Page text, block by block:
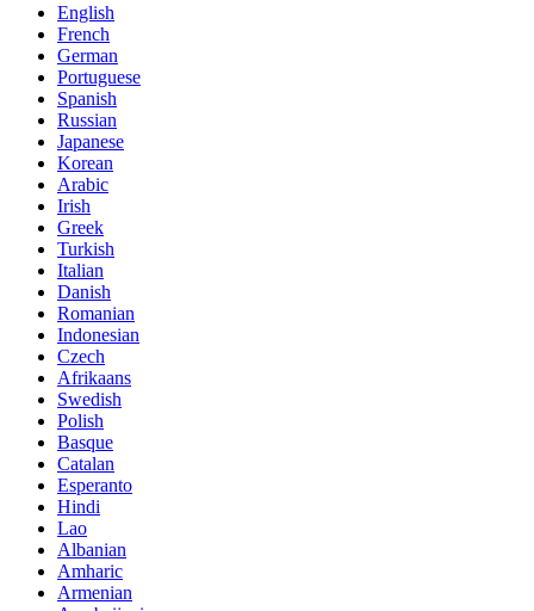
English
French
German
Portuguese
Spanish
Russian
Japanese
Korean
Arabic
Irish
Greek
Turkish
Italian
Danish
Romanian
Indonesian
Czech
Afrikaans
Swedish
Polish
Basque
Catalan
Esperanto
Hindi
Lao
Albanian
Amharic
Armenian